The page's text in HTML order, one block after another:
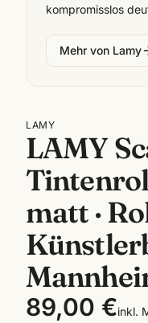
kompromisslos
Mehr von Lamy
LAMY
LAMY
matt ·
89,00 €inkl.